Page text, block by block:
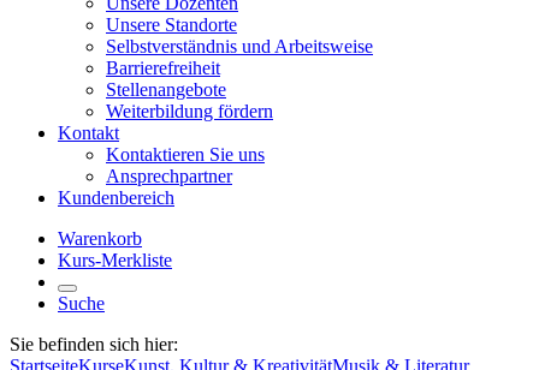
Unsere Standorte
Selbstverständnis und Arbeitsweise
Barrierefreiheit
Stellenangebote
Weiterbildung fördern
Kontakt
Kontaktieren Sie uns
Ansprechpartner
Kundenbereich
Warenkorb
Kurs-Merkliste
Suche
Sie befinden sich hier:
StartseiteKurseKunst, Kultur & KreativitätMusik & Literatur